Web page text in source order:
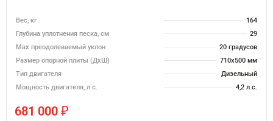
Вес, кг
164
Глубина уплотнения песка, см
29
Max преодолеваемый уклон
20 градусов
Размер опорной плиты (ДхШ)
710х500 мм
Тип двигателя
Дизельный
Мощность двигателя, л.с.
4,2 л.с.
681 000 ₽